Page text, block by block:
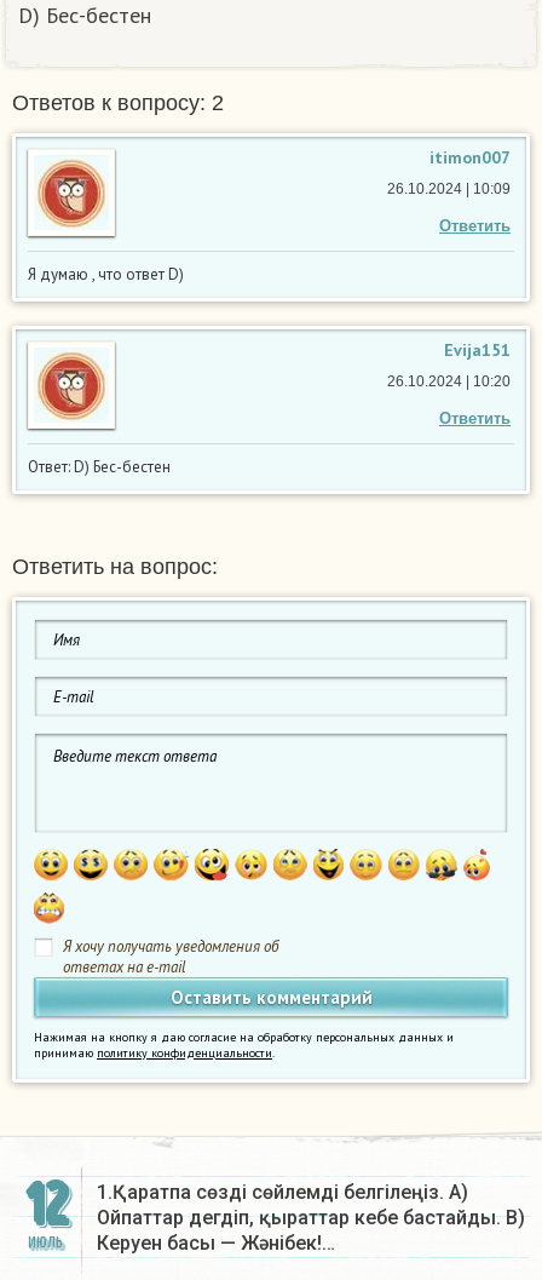
D) Бес-бестен
Ответов к вопросу: 2
itimon007
Ответить
26.10.2024 | 10:09
Я думаю , что ответ D)
Evija151
Ответить
26.10.2024 | 10:20
Ответ: D) Бес-бестен
Ответить на вопрос:
Я хочу получать уведомления об
ответах на e-mail
Нажимая на кнопку я даю согласие на обработку персональных данных и
принимаю политику конфиденциальности.
12
ИЮЛЬ
1.Қаратпа сөзді сөйлемді белгілеңіз. А)
Ойпаттар дегдiп, қыраттар кебе бастайды. B)
Керуен басы — Жәнібек!…